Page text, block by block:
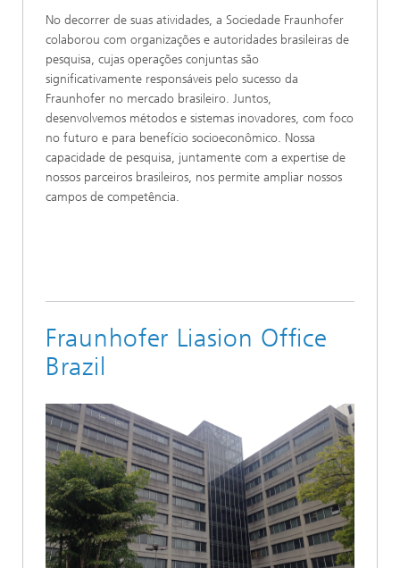
No decorrer de suas atividades, a Sociedade Fraunhofer
colaborou com organizações e autoridades brasileiras de
pesquisa, cujas operações conjuntas são
significativamente responsáveis pelo sucesso da
Fraunhofer no mercado brasileiro. Juntos,
desenvolvemos métodos e sistemas inovadores, com foco
no futuro e para benefício socioeconômico. Nossa
capacidade de pesquisa, juntamente com a expertise de
nossos parceiros brasileiros, nos permite ampliar nossos
campos de competência.
Fraunhofer Liasion Office
Brazil